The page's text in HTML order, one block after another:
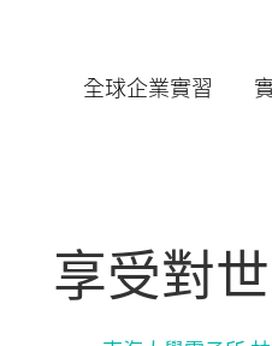
全球企業實習
享受對